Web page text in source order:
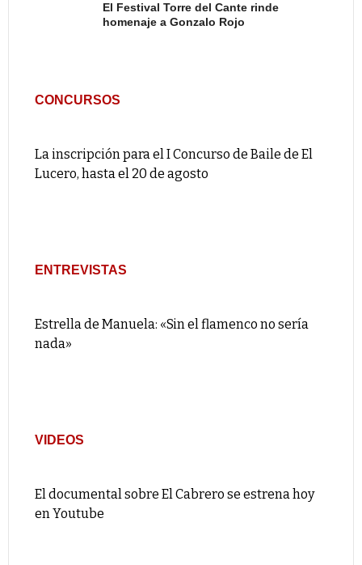
El Festival Torre del Cante rinde
homenaje a Gonzalo Rojo
CONCURSOS
La inscripción para el I Concurso de Baile de El
Lucero, hasta el 20 de agosto
ENTREVISTAS
Estrella de Manuela: «Sin el flamenco no sería
nada»
VIDEOS
El documental sobre El Cabrero se estrena hoy
en Youtube